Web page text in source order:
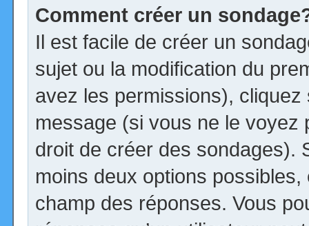
Comment créer un
Il est facile de créer un
sujet ou la modification du
avez les permissions), cliquez
message (si vous ne le voyez
droit de créer des sondages).
moins deux options
champ des réponses. Vous